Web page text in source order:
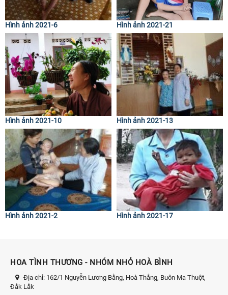
Hình ảnh 2021-6 Hình ảnh 2021-21
Hình ảnh 2021-10 Hình ảnh 2021-13
Hình ảnh 2021-2 Hình ảnh 2021-17
HOA TÌNH THƯƠNG - NHÓM NHỎ HOÀ BÌNH
Địa chỉ: 162/1 Nguyễn Lương Bằng, Hoà Thắng, Buôn Ma Thuột,
Đắk Lắk